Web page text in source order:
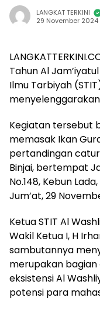
LANGKAT TERKINI
29 November 2024
Tahun Al
Ilmu Tarbiyah
Kegiatan tersebut
memasak Ikan
pertandingan catur
Binjai, bertempat
No.148, Kebun
Jum’at, 29
Ketua STIT Al
Wakil Ketua I, H
sambutannya
merupakan
eksistensi Al
potensi para